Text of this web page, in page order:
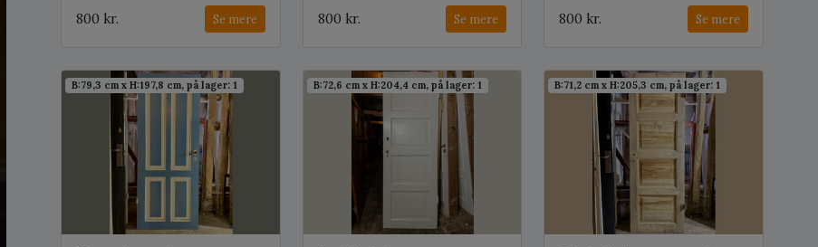
800 kr.
Se mere
800 kr.
Se mere
800 kr.
Se mere
B:79,3 cm x H:197,8 cm, på lager: 1 B:72,6 cm x H:204,4 cm, på lager: 1 B:71,2 cm x H:205,3 cm, på lager: 1